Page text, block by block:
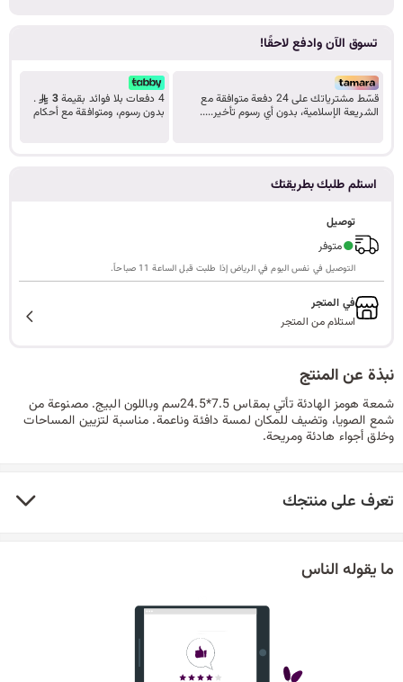
ا تسوق الآن وادفع لاحقًا!
قسّط مشترياتك على 24 دفعة متوافقة مع
الشريعة الإسلامية، بدون أي رسوم تأخير.....
4 دفعات بلا فوائد بقيمة 3
.
بدون رسوم، ومتوافقة مع أحكام
استلم طلبك بطريقتك
توصيل
●متوفر
التوصيل في نفس اليوم في الرياض إذا طلبت قبل الساعة 11 صباحاً.
في المتجر
استلام من المتجر
نبذة عن المنتج
شمعة هومز الهادئة تأتي بمقاس 7.5*24.5سم وباللون البيج. مصنوعة من
شمع الصويا، وتضيف للمكان لمسة دافئة وناعمة. مناسبة لتزيين المساحات
وخلق أجواء هادئة ومريحة.
تعرف على منتجك
ما يقوله الناس